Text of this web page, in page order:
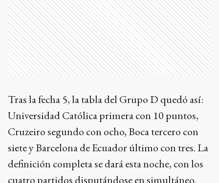
Tras la fecha 5, la tabla del Grupo D quedó así:
Universidad Católica primera con 10 puntos,
Cruzeiro segundo con ocho, Boca tercero con
siete y Barcelona de Ecuador último con tres. La
definición completa se dará esta noche, con los
cuatro partidos disputándose en simultáneo.